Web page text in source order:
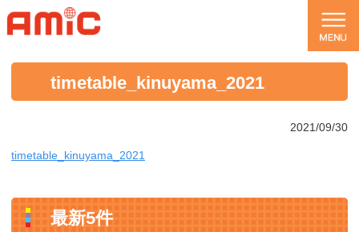
timetable_kinuyama_2021
2021/09/30
timetable_kinuyama_2021
最新5件